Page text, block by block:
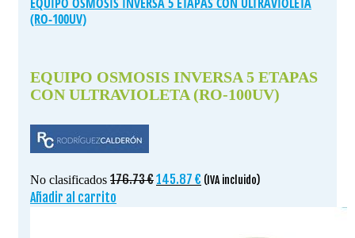
(RO-100UV)
EQUIPO OSMOSIS INVERSA 5 ETAPAS
CON ULTRAVIOLETA (RO-100UV)
No clasificados 176.73€El
145.87 € El
(IVA incluido)
Añadir al carrito